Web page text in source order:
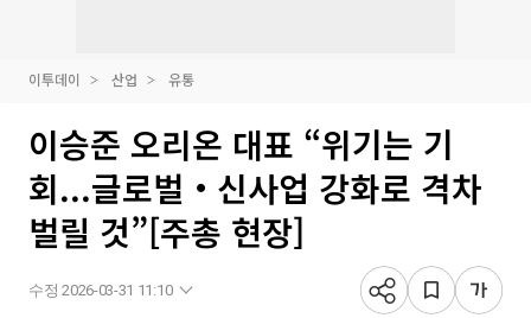
이투데이 산업 유통
이승준 오리온 대표 “위기는 기
회...글로벌‧신사업 강화로 격차
벌릴 것”[주총 현장]
수정 2026-03-31 11:10